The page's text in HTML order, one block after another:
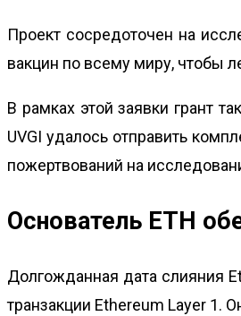
Проект сосредоточен на
вакцин по всему миру, чтобы
В рамках этой заявки грант
UVGI удалось отправить
пожертвований на
Основатель ETH
Долгожданная дата слияния
транзакции Ethereum Layer 1.